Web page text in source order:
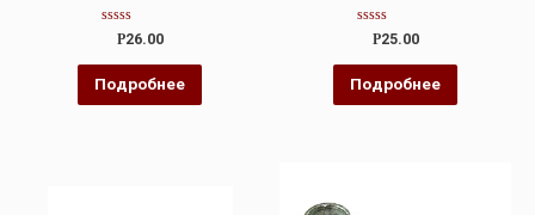
Оценка
из
5
Р26.00
Подробнее
Оценка
из
5
Р25.00
Подробнее